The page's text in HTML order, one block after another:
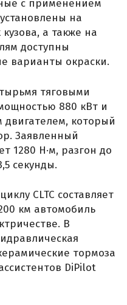
с применением
на
а также на
доступны
варианты окраски.
тяговыми
880 кВт и
который
Заявленный
1280 Н·м, разгон до
секунды.
CLTC составляет
км автомобиль
В
тормоза
DiPilot